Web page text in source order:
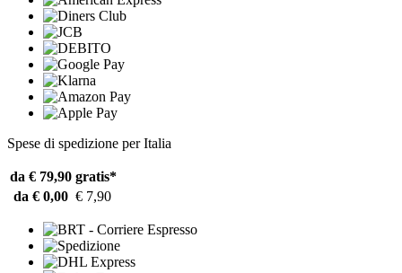
Spese di spedizione per Italia
da € 79,90 gratis*
da € 0,00 € 7,90